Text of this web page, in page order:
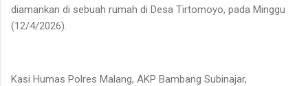
diamankan di sebuah rumah di Desa Tirtomoyo, pada Minggu
(12/4/2026).
Kasi Humas Polres Malang, AKP Bambang Subinajar,